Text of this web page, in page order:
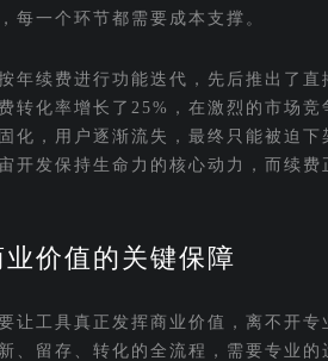
每一个环节都需要成本支撑。
年续费进行功能迭代，先后推出了
转化率增长了25%，在激烈的市场竞
化，用户逐渐流失，最终只能被迫下
开发保持生命力的核心动力，而续
价值的关键保障
让工具真正发挥商业价值，离不开
、留存、转化的全流程，需要专业